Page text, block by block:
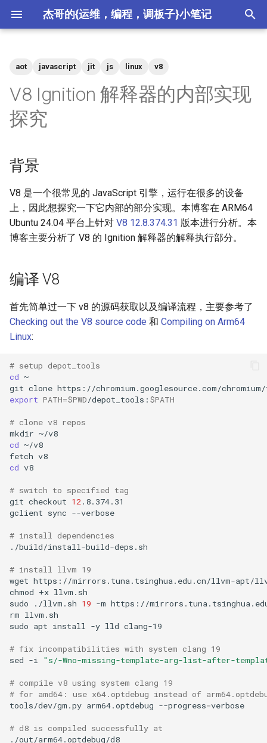
杰哥的{运维，编程，调板子}小笔记
开
始
索
2025
2023
2022
2021
2019
2018
2017
2016
2014
csdn
devops
hardware
meta
networking
os
others
programming
software
system
aot javascript jit js linux v8
V8 Ignition 解释器的内部实现
探究
背景
V8 是一个很常见的 JavaScript 引擎，运行在很多的设备
上，因此想探究一下它内部的部分实现。本博客在 ARM64
Ubuntu 24.04 平台上针对 V8 12.8.374.31 版本进行分析。本
博客主要分析了 V8 的 Ignition 解释器的解释执行部分。
编译 V8
首先简单过一下 v8 的源码获取以及编译流程，主要参考了
Checking out the V8 source code 和 Compiling on Arm64
Linux:
# setup depot_tools
cd
git clone
export PATH=$PWD/depot_tools: $PATH
# clone v8 repos
mkdir
cd
fetch
cd
# switch to specified tag
git checkout 12
gclient sync
# install dependencies
# install llvm 19
wget
chmod +x
sudo
./llvm.sh 19 -m
rm
sudo apt install -y lld
# fix incompatibilities with system clang 19
sed -i "s/-Wno-missing-template-arg-list-after-
# compile v8 using system clang 19
# for amd64: use x64.optdebug instead of
tools/dev/gm.py arm64.optdebug --progress=
# d8 is compiled successfully at